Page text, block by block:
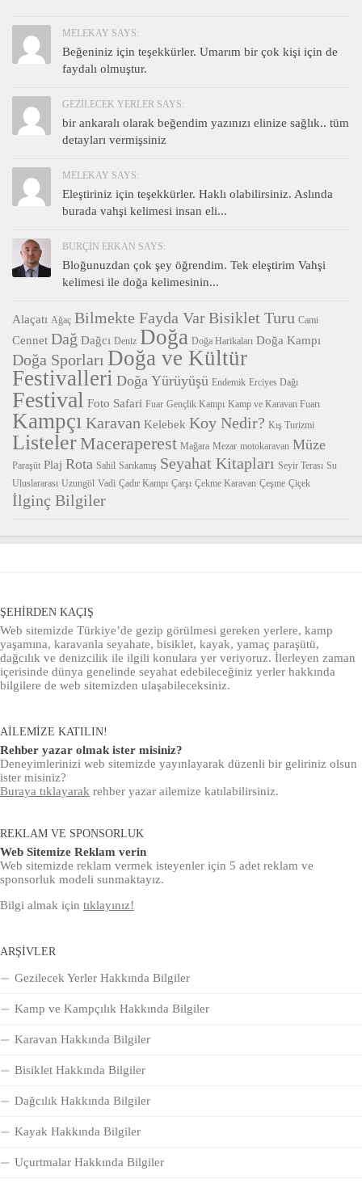
MELEKAY SAYS:
Beğeniniz için teşekkürler. Umarım bir çok kişi için de
faydalı olmuştur.
GEZILECEK YERLER SAYS:
bir ankaralı olarak beğendim yazınızı elinize sağlık.. tüm
detayları vermişsiniz
MELEKAY SAYS:
Eleştiriniz için teşekkürler. Haklı olabilirsiniz. Aslında
burada vahşi kelimesi insan eli...
BURÇIN ERKAN SAYS:
Bloğunuzdan çok şey öğrendim. Tek eleştirim Vahşi
kelimesi ile doğa kelimesinin...
Alaçatı Ağaç Bilmekte Fayda VarBisiklet Turu Cami
Cennet Dağ Dağcı Deniz Doğa Doğa Harikaları Doğa Kampı
Doğa Sporları Doğa ve Kültür
Festivalleri Doğa Yürüyüşü Endemik Erciyes Dağı
Festival Foto Safari Fuar Gençlik Kampı Kamp ve Karavan Fuarı
Kampçı Karavan Kelebek Koy Nedir? Kış Turizmi
ListelerMaceraperest Mağara Mezar motokaravan Müze
Paraşüt Plaj Rota Sahil Sarıkamış Seyahat Kitapları Seyir Terası Su
Uluslararası Uzungöl Vadi Çadır Kampı Çarşı Çekme Karavan Çeşme Çiçek
İlginç Bilgiler
ŞEHIRDEN KAÇIŞ
Web sitemizde Türkiye’de gezip görülmesi gereken yerlere, kamp
yaşamına, karavanla seyahate, bisiklet, kayak, yamaç paraşütü,
dağcılık ve denizcilik ile ilgili konulara yer veriyoruz. İlerleyen zaman
içerisinde dünya genelinde seyahat edebileceğiniz yerler hakkında
bilgilere de web sitemizden ulaşabileceksiniz.
AILEMIZE KATILIN!
Rehber yazar olmak ister misiniz?
Deneyimlerinizi web sitemizde yayınlayarak düzenli bir geliriniz olsun
ister misiniz?
Buraya tıklayarak rehber yazar ailemize katılabilirsiniz.
REKLAM VE SPONSORLUK
Web Sitemize Reklam verin
Web sitemizde reklam vermek isteyenler için 5 adet reklam ve
sponsorluk modeli sunmaktayız.
Bilgi almak için tıklayınız!
ARŞIVLER
Gezilecek Yerler Hakkında Bilgiler
Kamp ve Kampçılık Hakkında Bilgiler
Karavan Hakkında Bilgiler
Bisiklet Hakkında Bilgiler
Dağcılık Hakkında Bilgiler
Kayak Hakkında Bilgiler
Uçurtmalar Hakkında Bilgiler